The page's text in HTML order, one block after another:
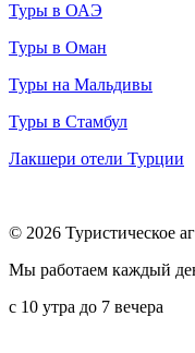
Туры в ОАЭ
Туры в Оман
Туры на Мальдивы
Туры в Стамбул
Лакшери отели Турции
© 2026 Туристическое
Мы работаем каждый
с 10 утра до 7 вечера